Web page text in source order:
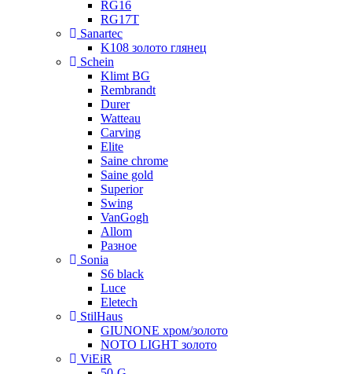
RG16
RG17T
Sanartec
K108 золото глянец
Schein
Klimt BG
Rembrandt
Durer
Watteau
Carving
Elite
Saine chrome
Saine gold
Superior
Swing
VanGogh
Allom
Разное
Sonia
S6 black
Luce
Eletech
StilHaus
GIUNONE хром/золото
NOTO LIGHT золото
ViEiR